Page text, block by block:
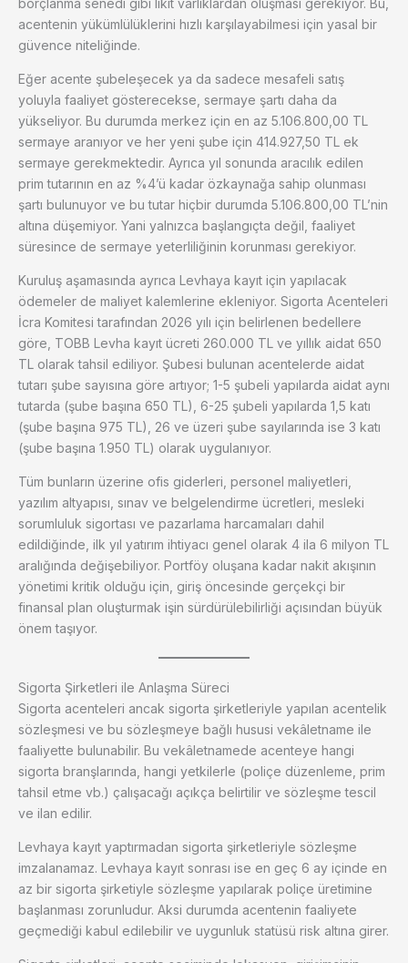
acentenin yükümlülüklerini hızlı karşılayabilmesi için yasal bir
güvence niteliğinde.
Eğer acente şubeleşecek ya da sadece mesafeli satış
yoluyla faaliyet gösterecekse, sermaye şartı daha da
yükseliyor. Bu durumda merkez için en az 5.106.800,00 TL
sermaye aranıyor ve her yeni şube için 414.927,50 TL ek
sermaye gerekmektedir. Ayrıca yıl sonunda aracılık edilen
prim tutarının en az %4’ü kadar özkaynağa sahip olunması
şartı bulunuyor ve bu tutar hiçbir durumda 5.106.800,00 TL’nin
altına düşemiyor. Yani yalnızca başlangıçta değil, faaliyet
süresince de sermaye yeterliliğinin korunması gerekiyor.
Kuruluş aşamasında ayrıca Levhaya kayıt için yapılacak
ödemeler de maliyet kalemlerine ekleniyor. Sigorta Acenteleri
İcra Komitesi tarafından 2026 yılı için belirlenen bedellere
göre, TOBB Levha kayıt ücreti 260.000 TL ve yıllık aidat 650
TL olarak tahsil ediliyor. Şubesi bulunan acentelerde aidat
tutarı şube sayısına göre artıyor; 1-5 şubeli yapılarda aidat aynı
tutarda (şube başına 650 TL), 6-25 şubeli yapılarda 1,5 katı
(şube başına 975 TL), 26 ve üzeri şube sayılarında ise 3 katı
(şube başına 1.950 TL) olarak uygulanıyor.
Tüm bunların üzerine ofis giderleri, personel maliyetleri,
yazılım altyapısı, sınav ve belgelendirme ücretleri, mesleki
sorumluluk sigortası ve pazarlama harcamaları dahil
edildiğinde, ilk yıl yatırım ihtiyacı genel olarak 4 ila 6 milyon TL
aralığında değişebiliyor. Portföy oluşana kadar nakit akışının
yönetimi kritik olduğu için, giriş öncesinde gerçekçi bir
finansal plan oluşturmak işin sürdürülebilirliği açısından büyük
önem taşıyor.
Sigorta Şirketleri ile Anlaşma Süreci
Sigorta acenteleri ancak sigorta şirketleriyle yapılan acentelik
sözleşmesi ve bu sözleşmeye bağlı hususi vekâletname ile
faaliyette bulunabilir. Bu vekâletnamede acenteye hangi
sigorta branşlarında, hangi yetkilerle (poliçe düzenleme, prim
tahsil etme vb.) çalışacağı açıkça belirtilir ve sözleşme tescil
ve ilan edilir.
Levhaya kayıt yaptırmadan sigorta şirketleriyle sözleşme
imzalanamaz. Levhaya kayıt sonrası ise en geç 6 ay içinde en
az bir sigorta şirketiyle sözleşme yapılarak poliçe üretimine
başlanması zorunludur. Aksi durumda acentenin faaliyete
geçmediği kabul edilebilir ve uygunluk statüsü risk altına girer.